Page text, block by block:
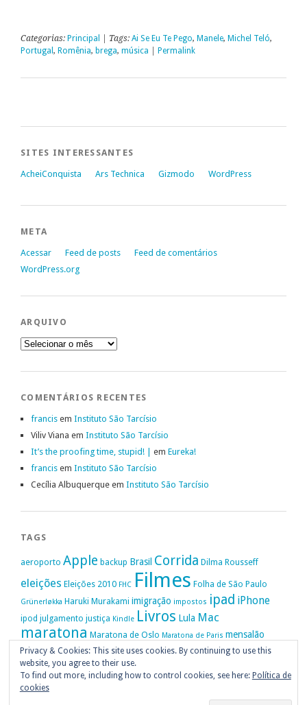
Categorias: Principal | Tags: Ai Se Eu Te Pego, Manele, Michel Teló,
Portugal , Romênia, brega, música Permalink
SITES INTERESSANTES
AcheiConquista Ars Technica Gizmodo WordPress
META
Acessar Feed de posts
Feed de comentários
WordPress.org
ARQUIVO
Arquivo
COMENTÁRIOS RECENTES
francis em Instituto São Tarcísio
Viliv Viana em Instituto São Tarcísio
It’s the proofing time, stupid! | em Eureka!
francis em Instituto São Tarcísio
Cecília Albuquerque em Instituto São Tarcísio
TAGS
aeroporto Apple backup Brasil Corrida Dilma Rousseff
eleições Eleições 2010 FHC Filmes Folha de São Paulo
Grünerløkka Haruki Murakami imigração impostos ipad iPhone
ipod julgamento justiça Kindle Livros Lula Mac
maratona Maratona de Oslo Maratona de Paris mensalão
movimento passe livre música nike Noruega OAB OiOsloPolítica
Portugal Privacidade protestos PT
Vitória da Conquista
Privacy & Cookies: This site uses cookies. By continuing to use this
website, you agree to their use.
To find out more, including how to control cookies, see here: Política de
cookies